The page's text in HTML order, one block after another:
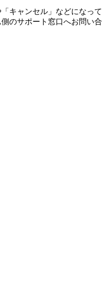
キャンセル」などになって
のサポート窓口へお問い合